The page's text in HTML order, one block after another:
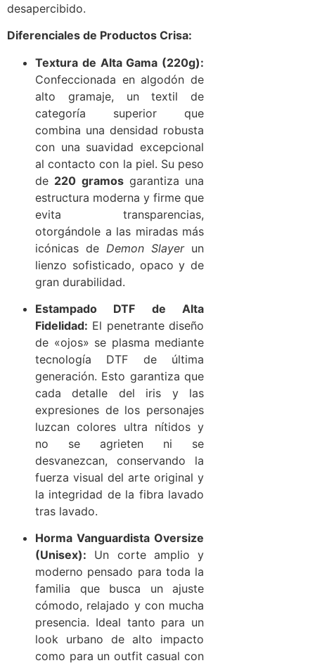
desapercibido.
Diferenciales de Productos Crisa:
Textura de Alta Gama (220g):
Confeccionada en algodón de
alto gramaje, un textil de
categoría superior que
combina una densidad robusta
con una suavidad excepcional
al contacto con la piel. Su peso
de 220 gramosgarantiza una
estructura moderna y firme que
evita transparencias,
otorgándole a las miradas más
icónicas de Demon Slayerun
lienzo sofisticado, opaco y de
gran durabilidad.
Estampado DTF de Alta
Fidelidad: El penetrante diseño
de «ojos» se plasma mediante
tecnología DTF de última
generación. Esto garantiza que
cada detalle del iris y las
expresiones de los personajes
luzcan colores ultra nítidos y
no se agrieten ni se
desvanezcan, conservando la
fuerza visual del arte original y
la integridad de la fibra lavado
tras lavado.
Horma Vanguardista Oversize
(Unisex): Un corte amplio y
moderno pensado para toda la
familia que busca un ajuste
cómodo, relajado y con mucha
presencia. Ideal tanto para un
look urbano de alto impacto
como para un outfit casual con